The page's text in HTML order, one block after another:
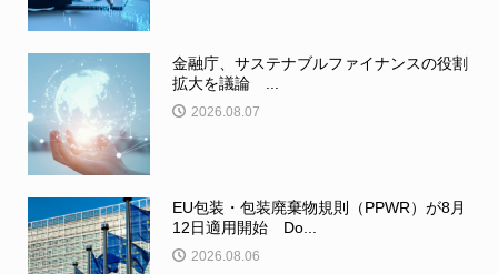
金融庁、サステナブルファイナンスの役割
拡大を議論 ...
2026.08.07
EU包装・包装廃棄物規則（PPWR）が8月
12日適用開始 Do...
2026.08.06